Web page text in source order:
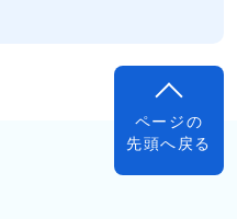
ページの
先頭へ戻る